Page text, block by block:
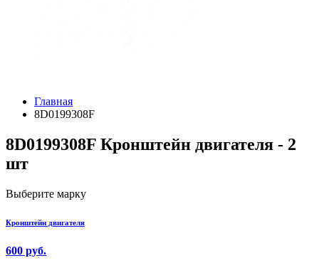
Главная
8D0199308F
8D0199308F Кронштейн двигателя - 2
шт
Выберите марку
Кронштейн двигателя
600 руб.